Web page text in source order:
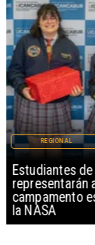
Estudiantes
representarán
campamento
la NASA
REGIONAL